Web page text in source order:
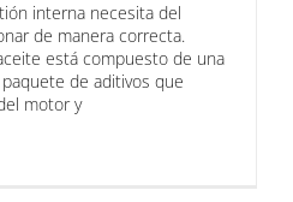
interna necesita del
de manera correcta.
está compuesto de una
de aditivos que
motor y